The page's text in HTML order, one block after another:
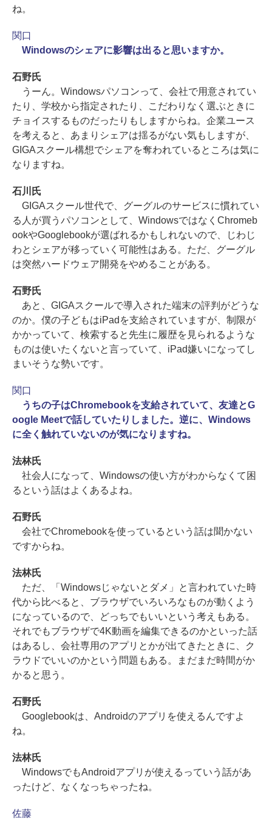
ね。
関口
Windowsのシェアに影響は出ると思いますか。
石野氏
うーん。Windowsパソコンって、会社で用意されてい
たり、学校から指定されたり、こだわりなく選ぶときに
チョイスするものだったりもしますからね。企業ユース
を考えると、あまりシェアは揺るがない気もしますが、
GIGAスクール構想でシェアを奪われているところは気に
なりますね。
石川氏
GIGAスクール世代で、グーグルのサービスに慣れてい
る人が買うパソコンとして、WindowsではなくChromeb
ookやGooglebookが選ばれるかもしれないので、じわじ
わとシェアが移っていく可能性はある。ただ、グーグル
は突然ハードウェア開発をやめることがある。
石野氏
あと、GIGAスクールで導入された端末の評判がどうな
のか。僕の子どもはiPadを支給されていますが、制限が
かかっていて、検索すると先生に履歴を見られるような
ものは使いたくないと言っていて、iPad嫌いになってし
まいそうな勢いです。
関口
うちの子はChromebookを支給されていて、友達とG
oogle Meetで話していたりしました。逆に、Windows
に全く触れていないのが気になりますね。
法林氏
社会人になって、Windowsの使い方がわからなくて困
るという話はよくあるよね。
石野氏
会社でChromebookを使っているという話は聞かない
ですからね。
法林氏
ただ、「Windowsじゃないとダメ」と言われていた時
代から比べると、ブラウザでいろいろなものが動くよう
になっているので、どっちでもいいという考えもある。
それでもブラウザで4K動画を編集できるのかといった話
はあるし、会社専用のアプリとかが出てきたときに、ク
ラウドでいいのかという問題もある。まだまだ時間がか
かると思う。
石野氏
Googlebookは、Androidのアプリを使えるんですよ
ね。
法林氏
WindowsでもAndroidアプリが使えるっていう話があ
ったけど、なくなっちゃったね。
佐藤